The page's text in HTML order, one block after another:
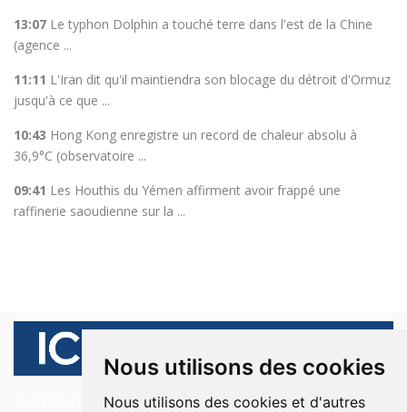
Nous utilisons des cookies
Nous utilisons des cookies et d'autres
13:07 Le typhon Dolphin a touché terre dans l'est de la Chine
(agence ...
11:11 L'Iran dit qu'il maintiendra son blocage du détroit d'Ormuz
jusqu'à ce que ...
10:43 Hong Kong enregistre un record de chaleur absolu à
36,9°C (observatoire ...
09:41 Les Houthis du Yémen affirment avoir frappé une
raffinerie saoudienne sur la ...
© 2026 Ici Beyrouth. Tous les droits sont réservés.